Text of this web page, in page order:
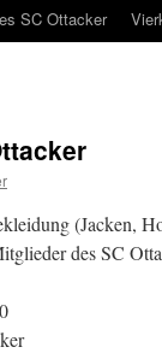
SC Ottacker
(Jacken,
des SC